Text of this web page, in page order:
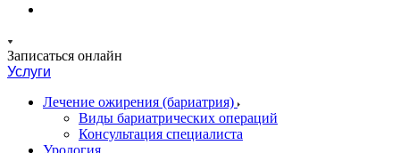
Записаться онлайн
Услуги
Лечение ожирения (бариатрия)
Виды бариатрических операций
Консультация специалиста
Урология